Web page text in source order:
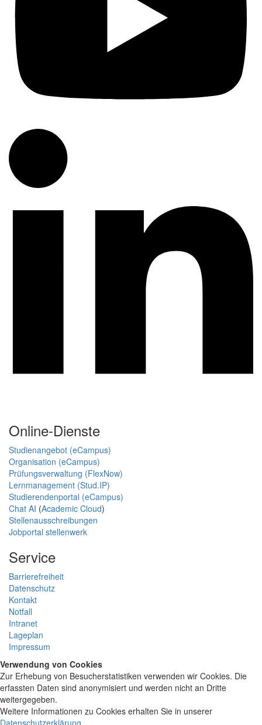
Online-Dienste
Studienangebot (eCampus)
Organisation (eCampus)
Prüfungsverwaltung (FlexNow)
Lernmanagement (Stud.IP)
Studierendenportal (eCampus)
Chat AI (Academic Cloud)
Stellenausschreibungen
Jobportal stellenwerk
Service
Barrierefreiheit
Datenschutz
Kontakt
Notfall
Intranet
Lageplan
Impressum
Verwendung von Cookies
Zur Erhebung von Besucherstatistiken verwenden wir Cookies. Die
erfassten Daten sind anonymisiert und werden nicht an Dritte
weitergegeben.
Weitere Informationen zu Cookies erhalten Sie in unserer
Datenschutzerklärung